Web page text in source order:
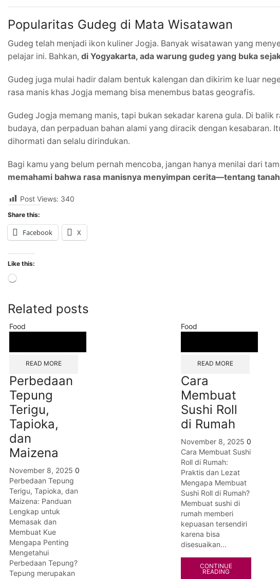
Popularitas Gudeg di Mata Wisatawan
Gudeg telah menjadi ikon kuliner Jogja. Banyak wisatawan yang
pelajar ini. Bahkan, di Yogyakarta, ada warung gudeg yang buka
Gudeg juga mulai hadir dalam bentuk kalengan dan dikirim ke luar
rasa manis khas Jogja memang bisa menembus batas geografis.
Gudeg Jogja memang manis, tapi bukan sekadar karena gula. Di
budaya, dan perpaduan bahan alami yang diracik dengan kesabaran.
dihormati dan selalu dirindukan.
Bagi kamu yang belum pernah mencoba, jangan hanya menilai dari
memahami bahwa rasa manisnya menyimpan cerita—tentang
Post Views: 340
Share this:
Facebook X
Like this:
Related posts
Food
READ MORE
Perbedaan
Tepung
Terigu,
Tapioka,
dan
Maizena
November 8, 2025 0
Perbedaan Tepung
Terigu, Tapioka, dan
Maizena: Panduan
Lengkap untuk
Memasak dan
Membuat Kue
Mengapa Penting
Mengetahui
Perbedaan Tepung?
Tepung merupakan
Food
READ MORE
Cara
Membuat
Sushi Roll
di Rumah
November 8, 2025 0
Cara Membuat Sushi
Roll di Rumah:
Praktis dan Lezat
Mengapa Membuat
Sushi Roll di Rumah?
Membuat sushi di
rumah memberi
kepuasan tersendiri
karena bisa
disesuaikan...
CONTINUE
READING